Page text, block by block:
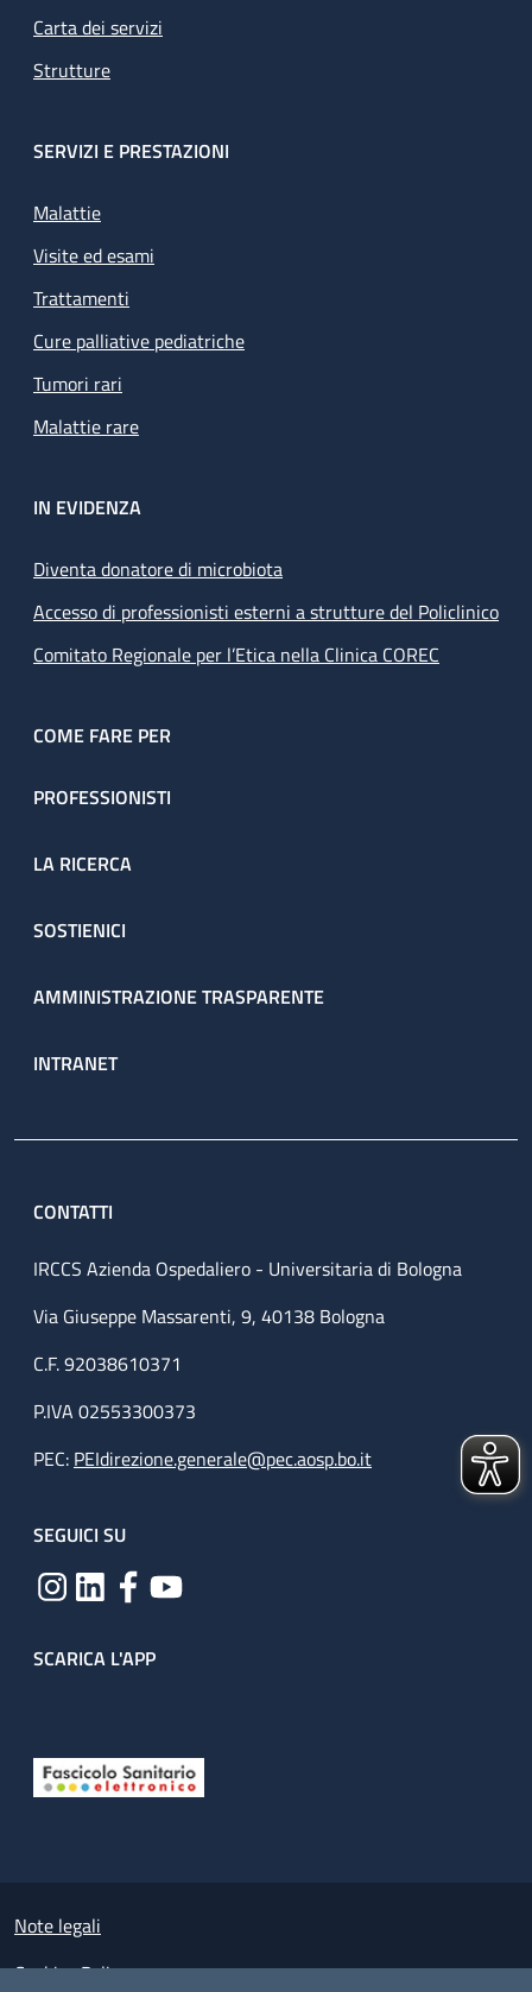
Carta dei servizi
Strutture
SERVIZI E PRESTAZIONI
Malattie
Visite ed esami
Trattamenti
Cure palliative pediatriche
Tumori rari
Malattie rare
IN EVIDENZA
Diventa donatore di microbiota
Accesso di professionisti esterni a strutture del Policlinico
Comitato Regionale per l’Etica nella Clinica COREC
COME FARE PER
PROFESSIONISTI
LA RICERCA
SOSTIENICI
AMMINISTRAZIONE TRASPARENTE
INTRANET
CONTATTI
IRCCS Azienda Ospedaliero - Universitaria di Bologna
Via Giuseppe Massarenti, 9, 40138 Bologna
C.F. 92038610371
P.IVA 02553300373
PEC: PEIdirezione.generale@pec.aosp.bo.it
SEGUICI SU
SCARICA L'APP
Small prints
Note legali
Cookies Policy